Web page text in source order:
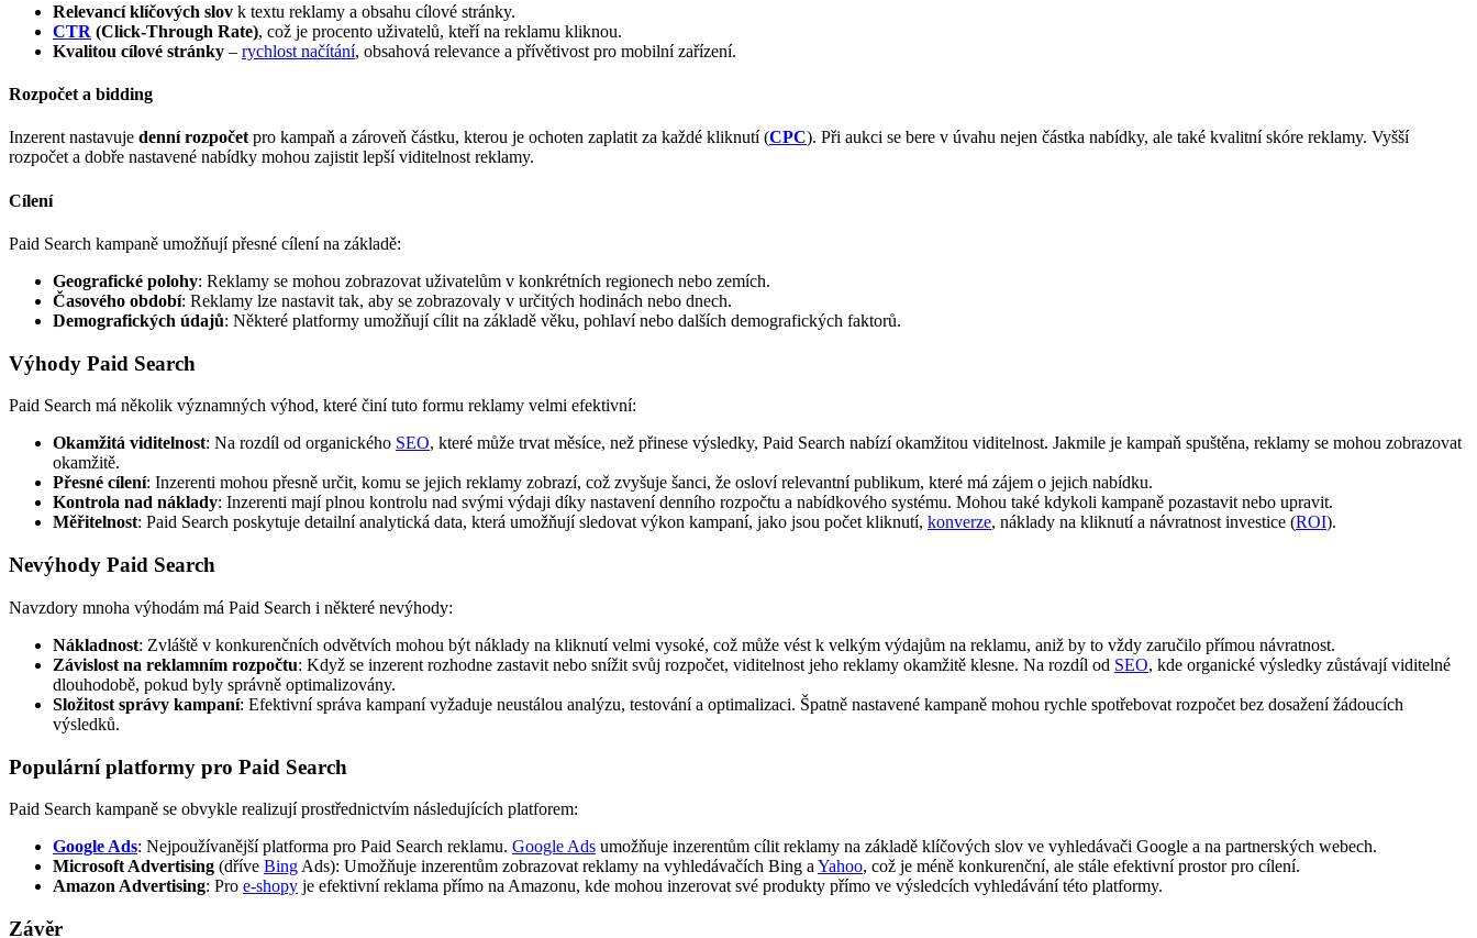
Relevancí klíčových slov k textu reklamy a obsahu cílové stránky.
CTR (Click-Through Rate), což je procento uživatelů, kteří na reklamu kliknou.
Kvalitou cílové stránky – rychlost načítání, obsahová relevance a přívětivost pro mobilní zařízení.
Rozpočet a bidding
Inzerent nastavuje denní rozpočetpro kampaň a zároveň částku, kterou je ochoten zaplatit za každé kliknutí (CPC). Při aukci se bere v úvahu nejen částka nabídky, ale také kvalitní skóre reklamy. Vyšší
rozpočet a dobře nastavené nabídky mohou zajistit lepší viditelnost reklamy.
Cílení
Paid Search kampaně umožňují přesné cílení na základě:
Geografické polohy: Reklamy se mohou zobrazovat uživatelům v konkrétních regionech nebo zemích.
Časového období: Reklamy lze nastavit tak, aby se zobrazovaly v určitých hodinách nebo dnech.
Demografických údajů: Některé platformy umožňují cílit na základě věku, pohlaví nebo dalších demografických faktorů.
Výhody Paid Search
Paid Search má několik významných výhod, které činí tuto formu reklamy velmi efektivní:
Okamžitá viditelnost: Na rozdíl od organického SEO, které může trvat měsíce, než přinese výsledky, Paid Search nabízí okamžitou viditelnost. Jakmile je kampaň spuštěna, reklamy se mohou zobrazovat
okamžitě.
Přesné cílení: Inzerenti mohou přesně určit, komu se jejich reklamy zobrazí, což zvyšuje šanci, že osloví relevantní publikum, které má zájem o jejich nabídku.
Kontrola nad náklady: Inzerenti mají plnou kontrolu nad svými výdaji díky nastavení denního rozpočtu a nabídkového systému. Mohou také kdykoli kampaně pozastavit nebo upravit.
Měřitelnost: Paid Search poskytuje detailní analytická data, která umožňují sledovat výkon kampaní, jako jsou počet kliknutí, konverze, náklady na kliknutí a návratnost investice (ROI).
Nevýhody Paid Search
Navzdory mnoha výhodám má Paid Search i některé nevýhody:
Nákladnost: Zvláště v konkurenčních odvětvích mohou být náklady na kliknutí velmi vysoké, což může vést k velkým výdajům na reklamu, aniž by to vždy zaručilo přímou návratnost.
Závislost na reklamním rozpočtu: Když se inzerent rozhodne zastavit nebo snížit svůj rozpočet, viditelnost jeho reklamy okamžitě klesne. Na rozdíl od SEO, kde organické výsledky zůstávají viditelné
dlouhodobě, pokud byly správně optimalizovány.
Složitost správy kampaní: Efektivní správa kampaní vyžaduje neustálou analýzu, testování a optimalizaci. Špatně nastavené kampaně mohou rychle spotřebovat rozpočet bez dosažení žádoucích
výsledků.
Populární platformy pro Paid Search
Paid Search kampaně se obvykle realizují prostřednictvím následujících platforem:
Google Ads: Nejpoužívanější platforma pro Paid Search reklamu. Google Ads umožňuje inzerentům cílit reklamy na základě klíčových slov ve vyhledávači Google a na partnerských webech.
Microsoft Advertising (dříve Bing Ads): Umožňuje inzerentům zobrazovat reklamy na vyhledávačích Bing a Yahoo, což je méně konkurenční, ale stále efektivní prostor pro cílení.
Amazon Advertising: Pro e-shopy je efektivní reklama přímo na Amazonu, kde mohou inzerovat své produkty přímo ve výsledcích vyhledávání této platformy.
Závěr